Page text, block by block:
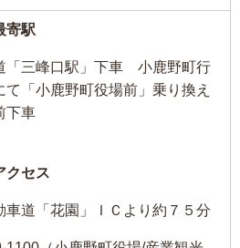
寄駅
「三峰口駅」下車 小鹿野町行
て「小鹿野町役場前」乗り換え
下車
クセス
車道「花園」ＩＣより約７５分